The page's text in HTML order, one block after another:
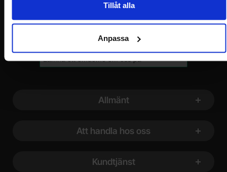
Tillåt alla
Anpassa
Allmänt
Att handla hos oss
Kundtjänst